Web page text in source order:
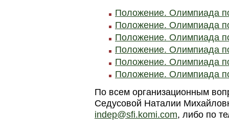
Положение. Олимпиада
Положение. Олимпиада
Положение. Олимпиада
Положение. Олимпиада
Положение. Олимпиада
Положение. Олимпиада
По всем организационным
Седусовой Наталии
indep@sfi.komi.com, либо по